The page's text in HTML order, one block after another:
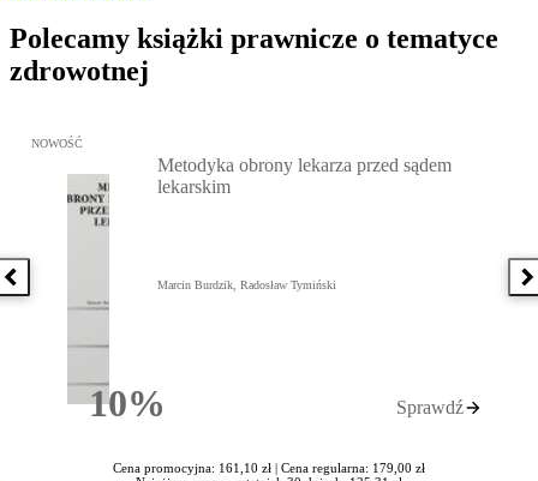
Polecamy książki prawnicze o tematyce
zdrowotnej
Poprzednia książka
Przejdź do: Metodyka obrony lekarza przed sądem lekarskim,
NOWOŚĆ
10%Rabatu
Metodyka obrony lekarza przed sądem
lekarskim
Marcin Burdzik, Radosław Tymiński
Sprawdź
Cena promocyjna: 161,10 zł | Cena regularna: 179,00 zł